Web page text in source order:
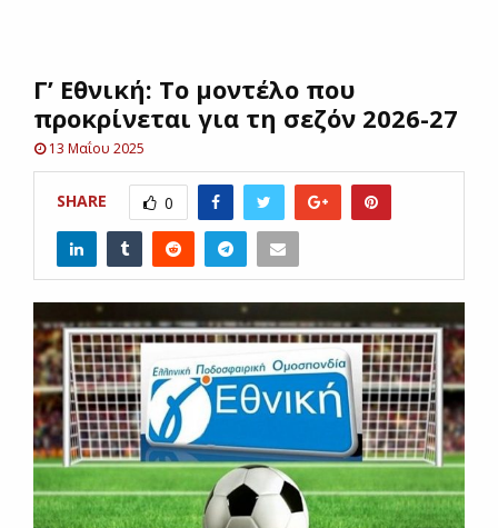
UΓ’ Εθνική: Το μοντέλο που
προκρίνεται για τη σεζόν 2026-27
13 Μαΐου 2025
SHARE 0